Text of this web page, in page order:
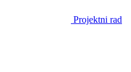
Projektni rad